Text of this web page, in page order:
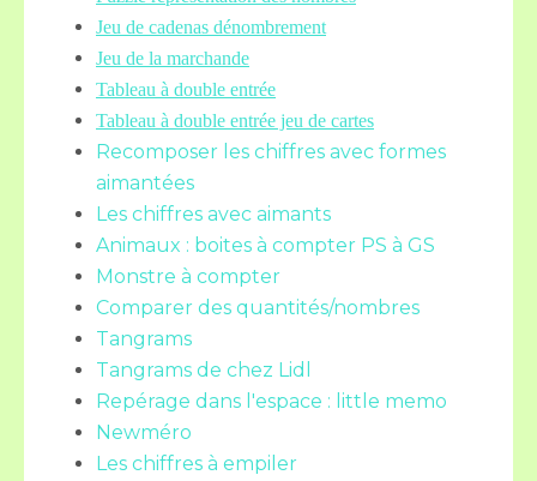
Jeu de cadenas dénombrement
Jeu de la marchande
Tableau à double entrée
Tableau à double entrée jeu de cartes
Recomposer les chiffres avec formes
aimantées
Les chiffres avec aimants
Animaux : boites à compter PS à GS
Monstre à compter
Comparer des quantités/nombres
Tangrams
Tangrams de chez Lidl
Repérage dans l'espace : little memo
Newméro
Les chiffres à empiler